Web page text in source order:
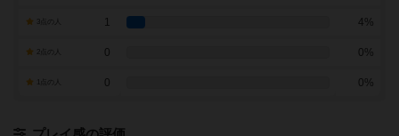
1 4%
0 0%
0 0%